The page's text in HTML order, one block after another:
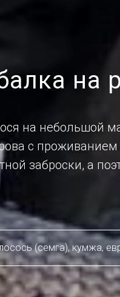
на
на небольшой
с
заброски, а
(семга), кумжа,